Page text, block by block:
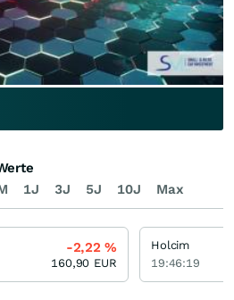
1J 3J 5J 10J Max
-2,22%
160,90 EUR
Holcim
19:46:19